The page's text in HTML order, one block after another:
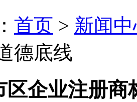
首页 > 新闻
德底线
区企业注册商